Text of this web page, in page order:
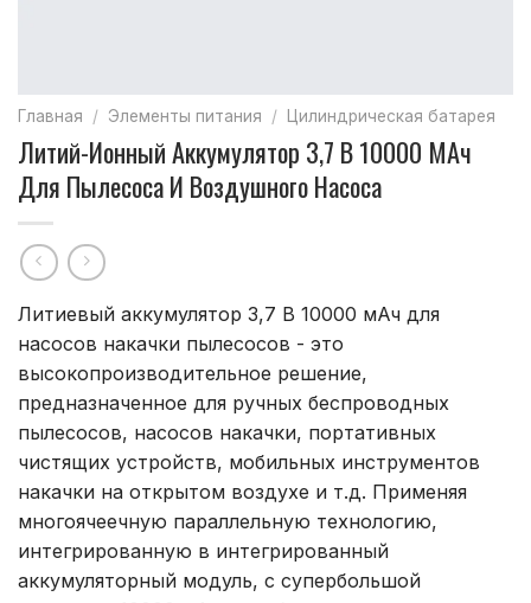
Главная / Элементы питания / Цилиндрическая батарея
Литий-Ионный Аккумулятор 3,7 В 10000 МАч
Для Пылесоса И Воздушного Насоса
Литиевый аккумулятор 3,7 В 10000 мАч для
насосов накачки пылесосов - это
высокопроизводительное решение,
предназначенное для ручных беспроводных
пылесосов, насосов накачки, портативных
чистящих устройств, мобильных инструментов
накачки на открытом воздухе и т.д. Применяя
многоячеечную параллельную технологию,
интегрированную в интегрированный
аккумуляторный модуль, с супербольшой